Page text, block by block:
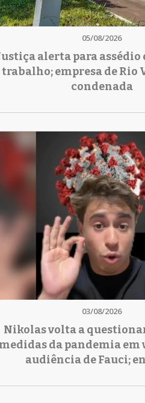
05/08/2026
alerta para
trabalho; empresa de Rio
condenada
03/08/2026
Nikolas volta a
medidas da pandemia em
audiência de Fauci;